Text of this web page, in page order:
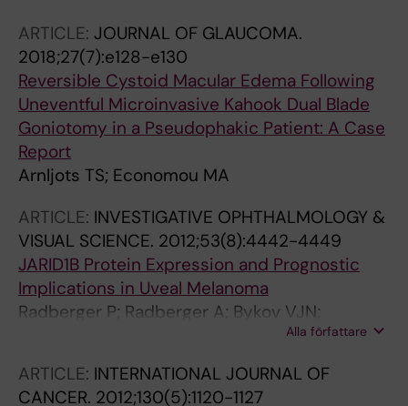
ARTICLE: JOURNAL OF GLAUCOMA.
2018;27(7):e128-e130
Reversible Cystoid Macular Edema Following
Uneventful Microinvasive Kahook Dual Blade
Goniotomy in a Pseudophakic Patient: A Case
Report
Arnljots TS; Economou MA
ARTICLE: INVESTIGATIVE OPHTHALMOLOGY &
VISUAL SCIENCE. 2012;53(8):4442-4449
JARID1B Protein Expression and Prognostic
Implications in Uveal Melanoma
Radberger P; Radberger A; Bykov VJN;
Alla författare
ARTICLE: INTERNATIONAL JOURNAL OF
CANCER. 2012;130(5):1120-1127